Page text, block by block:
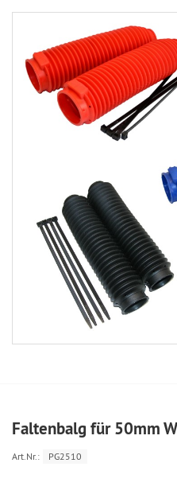
Faltenbalg für 50mm
Art.Nr.: PG2510